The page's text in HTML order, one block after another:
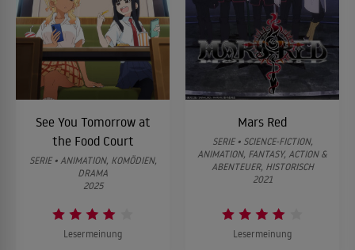
See You Tomorrow at
the Food Court
SERIE • ANIMATION, KOMÖDIEN,
DRAMA
2025
Lesermeinung
Mars Red
SERIE • SCIENCE-FICTION,
ANIMATION, FANTASY, ACTION &
ABENTEUER, HISTORISCH
2021
Lesermeinung